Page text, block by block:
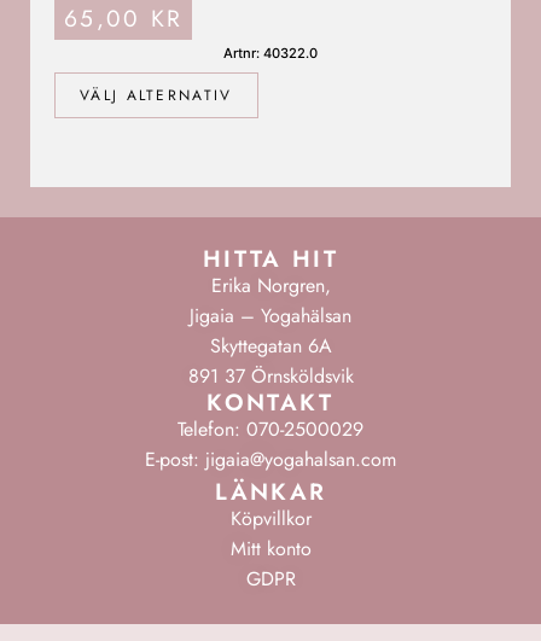
VÄLJ ALTERNATIV
65,00 KR
Artnr: 40322.0
HITTA HIT
Erika Norgren,
Jigaia – Yogahälsan
Skyttegatan 6A
891 37 Örnsköldsvik
KONTAKT
Telefon: 070-2500029
E-post: jigaia@yogahalsan.com
LÄNKAR
Köpvillkor
Mitt konto
GDPR